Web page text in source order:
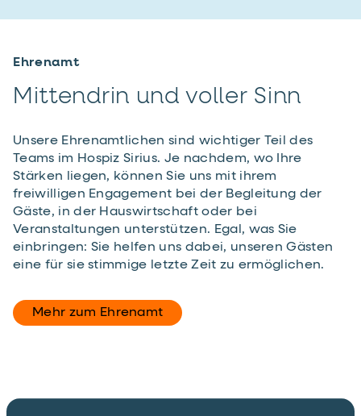
Ehrenamt
Mittendrin und voller Sinn
Unsere Ehrenamtlichen sind wichtiger Teil des
Teams im Hospiz Sirius. Je nachdem, wo Ihre
Stärken liegen, können Sie uns mit ihrem
freiwilligen Engagement bei der Begleitung der
Gäste, in der Hauswirtschaft oder bei
Veranstaltungen unterstützen. Egal, was Sie
einbringen: Sie helfen uns dabei, unseren Gästen
eine für sie stimmige letzte Zeit zu ermöglichen.
Mehr zum Ehrenamt